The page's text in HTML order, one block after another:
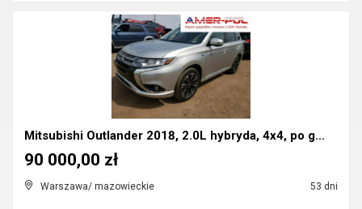
Mitsubishi Outlander 2018, 2.0L hybryda, 4x4, po g...
Warszawa/ mazowieckie 53 dni
90 000,00 zł